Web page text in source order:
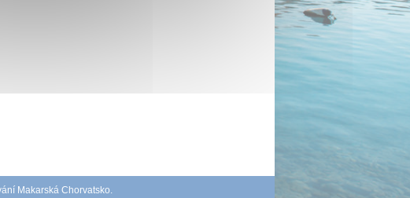
Makarská Chorvatsko.